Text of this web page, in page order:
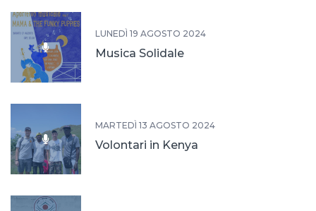
LUNEDÌ 19 AGOSTO 2024
Musica Solidale
MARTEDÌ 13 AGOSTO 2024
Volontari in Kenya